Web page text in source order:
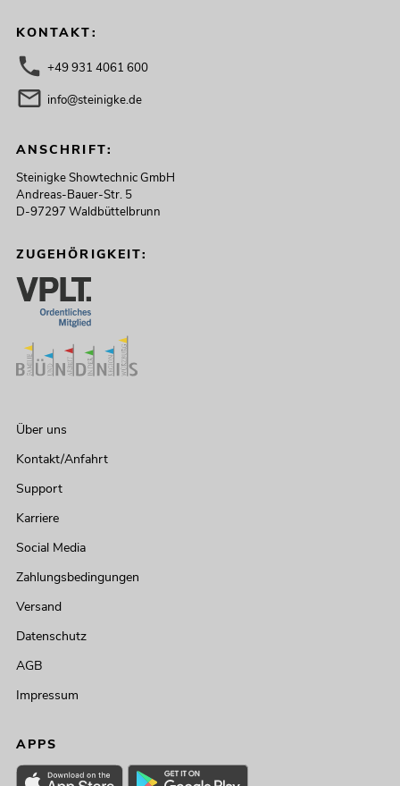
KONTAKT:
+49 931 4061 600
info@steinigke.de
ANSCHRIFT:
Steinigke Showtechnic GmbH
Andreas-Bauer-Str. 5
D-97297 Waldbüttelbrunn
ZUGEHÖRIGKEIT:
Über uns
Kontakt/Anfahrt
Support
Karriere
Social Media
Zahlungsbedingungen
Versand
Datenschutz
AGB
Impressum
APPS